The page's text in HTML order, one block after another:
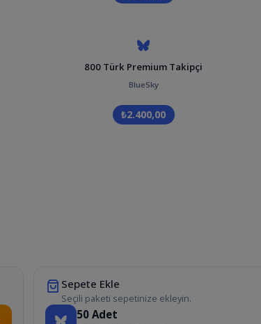
800 Türk Premium Takipçi
BlueSky
₺2.400,00
Sepete Ekle
Seçili paketi sepetinize ekleyin.
50 Adet